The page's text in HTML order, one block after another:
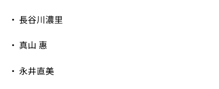
長谷川濃里
真山 惠
永井直美